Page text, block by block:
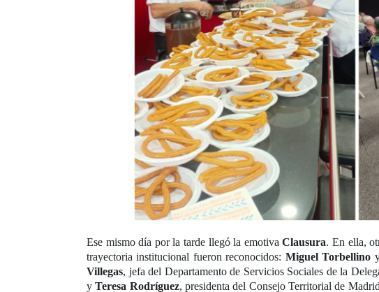
Ese mismo día por la tarde llegó la emotivaClausura. En ella,
trayectoria institucional fueron reconocidos: Miguel Torbellino
Villegas, jefa del Departamento de Servicios Sociales de la
yTeresa Rodríguez, presidenta del Consejo Territorial de